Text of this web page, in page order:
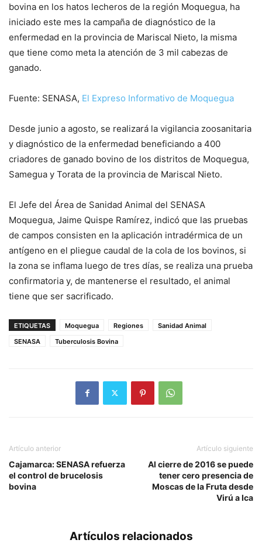
bovina en los hatos lecheros de la región Moquegua, ha
iniciado este mes la campaña de diagnóstico de la
enfermedad en la provincia de Mariscal Nieto, la misma
que tiene como meta la atención de 3 mil cabezas de
ganado.
Fuente: SENASA, El Expreso Informativo de Moquegua
Desde junio a agosto, se realizará la vigilancia zoosanitaria
y diagnóstico de la enfermedad beneficiando a 400
criadores de ganado bovino de los distritos de Moquegua,
Samegua y Torata de la provincia de Mariscal Nieto.
El Jefe del Área de Sanidad Animal del SENASA
Moquegua, Jaime Quispe Ramírez, indicó que las pruebas
de campos consisten en la aplicación intradérmica de un
antígeno en el pliegue caudal de la cola de los bovinos, si
la zona se inflama luego de tres días, se realiza una prueba
confirmatoria y, de mantenerse el resultado, el animal
tiene que ser sacrificado.
ETIQUETAS Moquegua Regiones
Sanidad Animal
SENASA
Tuberculosis Bovina
Artículo anterior
Cajamarca: SENASA refuerza
el control de brucelosis
bovina
Artículo siguiente
Al cierre de 2016 se puede
tener cero presencia de
Moscas de la Fruta desde
Virú a Ica
Artículos relacionados